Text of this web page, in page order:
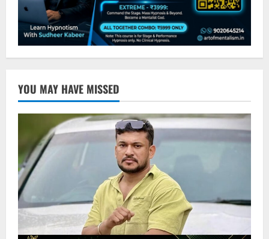
YOU MAY HAVE MISSED